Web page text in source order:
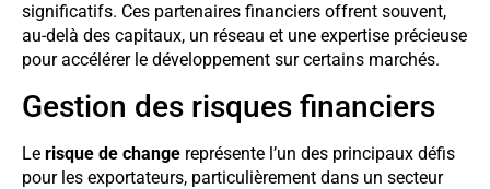
significatifs. Ces partenaires financiers offrent souvent,
au-delà des capitaux, un réseau et une expertise précieuse
pour accélérer le développement sur certains marchés.
Gestion des risques financiers
Le risque de change représente l’un des principaux défis
pour les exportateurs, particulièrement dans un secteur